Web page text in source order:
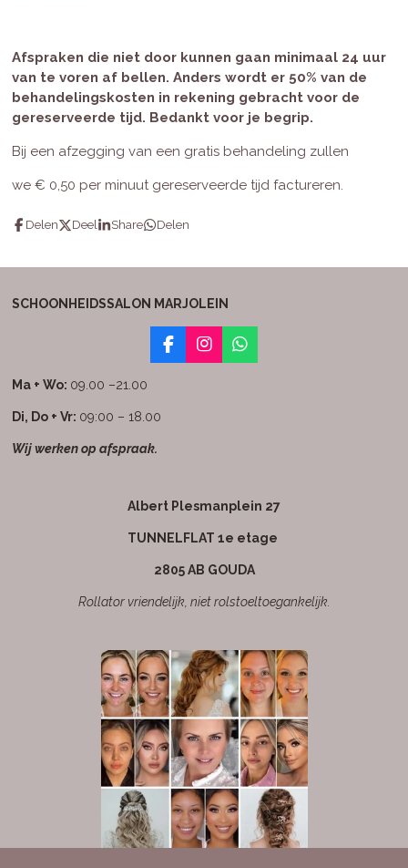
Afspraken die niet door kunnen gaan minimaal 24 uur
van te voren af bellen. Anders wordt er 50% van de
behandelingskosten in rekening gebracht voor de
gereserveerde tijd. Bedankt voor je begrip.
Bij een afzegging van een gratis behandeling zullen
we € 0,50 per minuut gereserveerde tijd factureren.
Delen Deel Share Delen
SCHOONHEIDSSALON MARJOLEIN
F
a
I
n
W
h
Ma + Wo: 09.00 –21.00
Di, Do + Vr: 09:00 – 18.00
Wij werken op afspraak.
Albert Plesmanplein 27
TUNNELFLAT 1e etage
2805 AB GOUDA
Rollator vriendelijk, niet rolstoeltoegankelijk.